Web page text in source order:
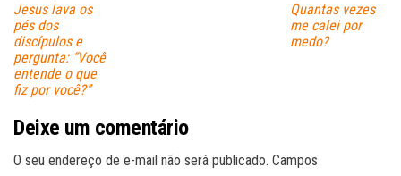
Jesus lava os
pés dos
discípulos e
pergunta: “Você
entende o que
fiz por você?”
Quantas vezes
me calei por
medo?
Deixe um comentário
O seu endereço de e-mail não será publicado. Campos